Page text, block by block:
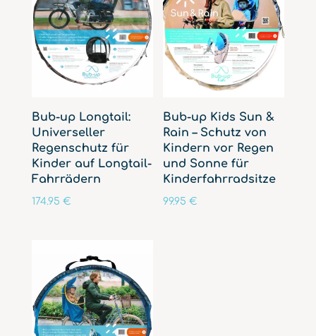
Bub-up Longtail:
Universeller
Regenschutz für
Kinder auf Longtail-
Fahrrädern
174.95 €
Bub-up Kids Sun &
Rain – Schutz von
Kindern vor Regen
und Sonne für
Kinderfahrradsitze
99.95€